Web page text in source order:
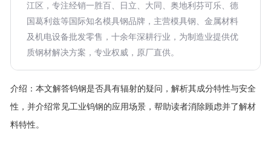
江区，专注经销一胜百、日立、大同、奥地利芬可乐、德
国葛利兹等国际知名模具钢品牌，主营模具钢、金属材料
及机电设备批发零售，十余年深耕行业，为制造业提供优
质钢材解决方案，专业权威，原厂直供。
介绍： 本文解答钨钢是否具有辐射的疑问，解析其成分特性与安全
性，并介绍常见工业钨钢的应用场景，帮助读者消除顾虑并了解材
料特性。